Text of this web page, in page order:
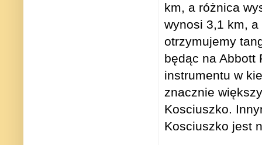
km, a różnica
wynosi 3,1 km,
otrzymujemy
będąc na Abbott
instrumentu w
znacznie
Kosciuszko.
Kosciuszko jest